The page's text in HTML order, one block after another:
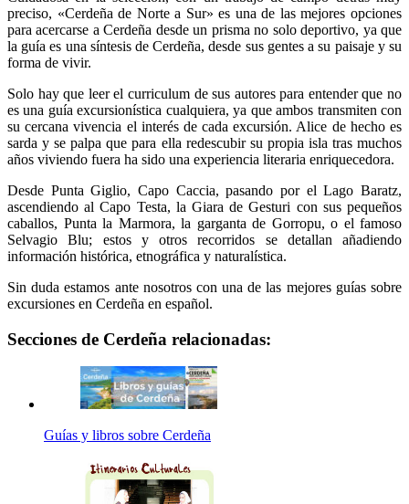
preciso, «Cerdeña de Norte a Sur» es una de las mejores opciones
para acercarse a Cerdeña desde un prisma no solo deportivo, ya que
la guía es una síntesis de Cerdeña, desde sus gentes a su paisaje y su
forma de vivir.
Solo hay que leer el curriculum de sus autores para entender que no
es una guía excursionística cualquiera, ya que ambos transmiten con
su cercana vivencia el interés de cada excursión. Alice de hecho es
sarda y se palpa que para ella redescubir su propia isla tras muchos
años viviendo fuera ha sido una experiencia literaria enriquecedora.
Desde Punta Giglio, Capo Caccia, pasando por el Lago Baratz,
ascendiendo al Capo Testa, la Giara de Gesturi con sus pequeños
caballos, Punta la Marmora, la garganta de Gorropu, o el famoso
Selvagio Blu; estos y otros recorridos se detallan añadiendo
información histórica, etnográfica y naturalística.
Sin duda estamos ante nosotros con una de las mejores guías sobre
excursiones en Cerdeña en español.
Secciones de Cerdeña relacionadas:
Guías y libros sobre Cerdeña